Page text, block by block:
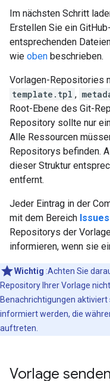
Im nächsten Schritt
Erstellen Sie ein
entsprechenden
wie oben beschrieben.
Vorlagen-Repositories
template.tpl ,
Root-Ebene des Git-
Repository sollte nur
Alle Ressourcen
Repositorys befinden.
dieser Struktur
entfernt.
Jeder Eintrag in der
mit dem Bereich Issues
Repositorys der
informieren, wenn sie
Wichtig :Achten Sie
Repository Ihrer Vorlage
Benachrichtigungen
informiert werden, die
auftreten.
Vorlage senden